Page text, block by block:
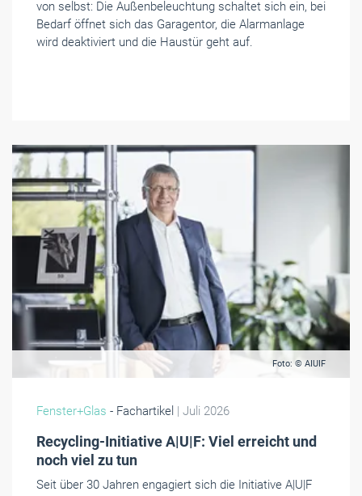
von selbst: Die Außenbeleuchtung schaltet sich ein, bei
Bedarf öffnet sich das Garagentor, die Alarmanlage
wird deaktiviert und die Haustür geht auf.
Foto: © AIUIF
Fenster+Glas - Fachartikel | Juli 2026
Recycling-Initiative A|U|F: Viel erreicht und
noch viel zu tun
Seit über 30 Jahren engagiert sich die Initiative A|U|F